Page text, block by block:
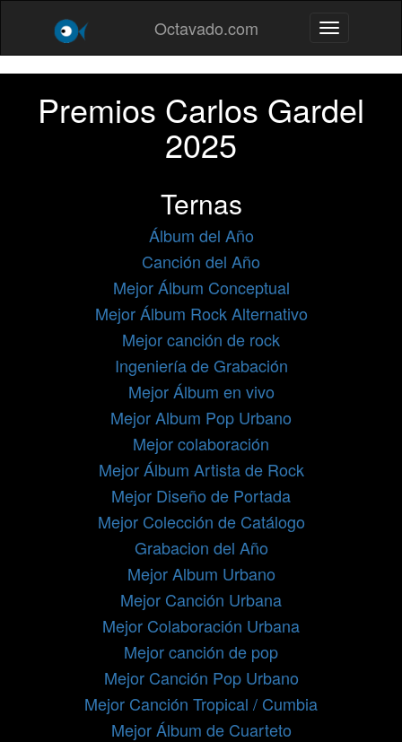
Octavado.com Toggle
Premios Carlos Gardel
2025
Ternas
Álbum del Año
Canción del Año
Mejor Álbum Conceptual
Mejor Álbum Rock Alternativo
Mejor canción de rock
Ingeniería de Grabación
Mejor Álbum en vivo
Mejor Album Pop Urbano
Mejor colaboración
Mejor Álbum Artista de Rock
Mejor Diseño de Portada
Mejor Colección de Catálogo
Grabacion del Año
Mejor Album Urbano
Mejor Canción Urbana
Mejor Colaboración Urbana
Mejor canción de pop
Mejor Canción Pop Urbano
Mejor Canción Tropical / Cumbia
Mejor Álbum de Cuarteto